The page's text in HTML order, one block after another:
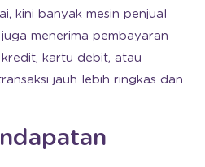
kini banyak mesin penjual
menerima pembayaran
kartu debit, atau
jauh lebih ringkas dan